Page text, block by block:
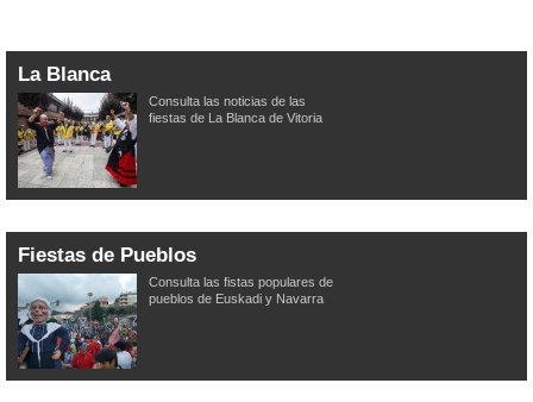
La Blanca
Consulta las noticias de las
fiestas de La Blanca de Vitoria
Fiestas de Pueblos
Consulta las fistas populares de
pueblos de Euskadi y Navarra